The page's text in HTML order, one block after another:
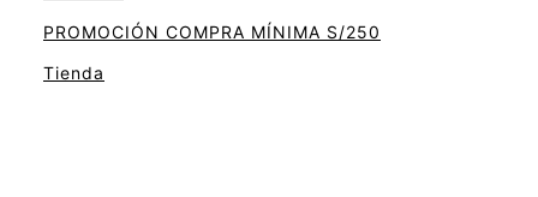
PROMOCIÓN COMPRA MÍNIMA S/250
Tienda